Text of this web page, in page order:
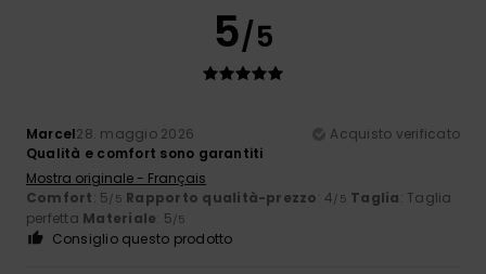
5/5
Marcel28. maggio 2026
Acquisto verificato
Qualità e comfort sono garantiti
Mostra originale - Français
Comfort: 5/5 Rapporto qualità-prezzo: 4/5 Taglia: Taglia
perfetta Materiale: 5/5
Consiglio questo prodotto